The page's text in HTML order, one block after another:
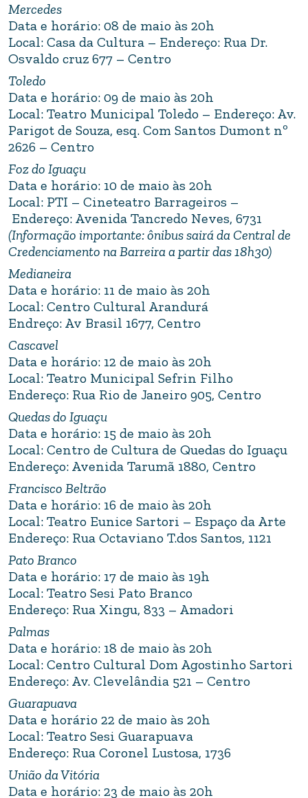
Mercedes
Data e horário: 08 de maio às 20h
Local: Casa da Cultura – Endereço: Rua Dr.
Osvaldo cruz 677 – Centro
Toledo
Data e horário: 09 de maio às 20h
Local: Teatro Municipal Toledo – Endereço: Av.
Parigot de Souza, esq. Com Santos Dumont nº
2626 – Centro
Foz do Iguaçu
Data e horário: 10 de maio às 20h
Local: PTI – Cineteatro Barrageiros –
Endereço: Avenida Tancredo Neves, 6731
(Informação importante: ônibus sairá da Central de
Credenciamento na Barreira a partir das 18h30)
Medianeira
Data e horário: 11 de maio às 20h
Local: Centro Cultural Arandurá
Endreço: Av Brasil 1677, Centro
Cascavel
Data e horário: 12 de maio às 20h
Local: Teatro Municipal Sefrin Filho
Endereço: Rua Rio de Janeiro 905, Centro
Quedas do Iguaçu
Data e horário: 15 de maio às 20h
Local: Centro de Cultura de Quedas do Iguaçu
Endereço: Avenida Tarumã 1880, Centro
Francisco Beltrão
Data e horário: 16 de maio às 20h
Local: Teatro Eunice Sartori – Espaço da Arte
Endereço: Rua Octaviano T.dos Santos, 1121
Pato Branco
Data e horário: 17 de maio às 19h
Local: Teatro Sesi Pato Branco
Endereço: Rua Xingu, 833 – Amadori
Palmas
Data e horário: 18 de maio às 20h
Local: Centro Cultural Dom Agostinho Sartori
Endereço: Av. Clevelândia 521 – Centro
Guarapuava
Data e horário 22 de maio às 20h
Local: Teatro Sesi Guarapuava
Endereço: Rua Coronel Lustosa, 1736
União da Vitória
Data e horário: 23 de maio às 20h